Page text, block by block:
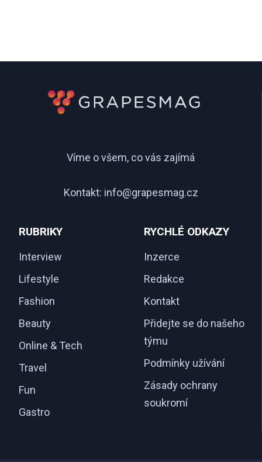
Víme o všem, co vás zajímá
Kontakt: info@grapesmag.cz
RUBRIKY
Interview
Lifestyle
Fashion
Beauty
Online & Tech
Travel
Fun
Gastro
RYCHLÉ ODKAZY
Inzerce
Redakce
Kontakt
Přidejte se do našeho
týmu
Podmínky užívání
Zásady ochrany
soukromí